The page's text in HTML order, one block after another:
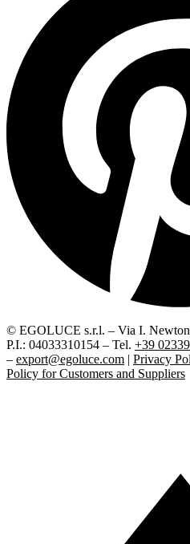
© EGOLUCE s.r.l. – Via I.
P.I.: 04033310154 – Tel. +39
– export@egoluce.com | Privacy
Policy for Customers and Suppliers